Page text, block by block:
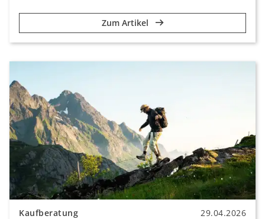
Zum Artikel
Kaufberatung 29.04.2026